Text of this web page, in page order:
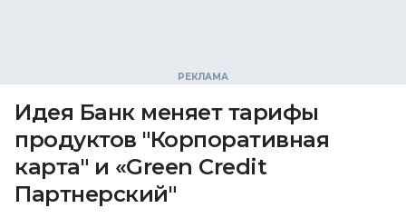
Идея Банк меняет тарифы
продуктов "Корпоративная
карта" и «Green Credit
Партнерский"